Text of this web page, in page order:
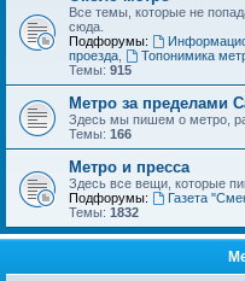
Все темы, которые не
сюда.
Подфорумы:
проезда
Топонимика
Темы: 915
Метро за пределами
Здесь мы пишем о метро,
Темы: 166
Метро и пресса
Здесь все вещи, которые
Подфорумы:
Газета
Темы: 1832